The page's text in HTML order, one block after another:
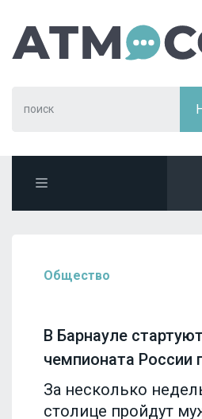
Общество
В Барнауле
чемпионата России
За несколько
столице пройдут